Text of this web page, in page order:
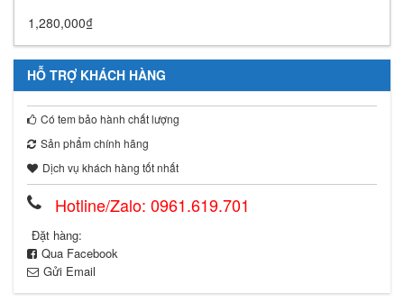
1,280,000₫
HỖ TRỢ KHÁCH HÀNG
Có tem bảo hành chất lượng
Sản phẩm chính hãng
Dịch vụ khách hàng tốt nhất
Hotline/Zalo: 0961.619.701
Đặt hàng:
Qua Facebook
Gửi Email